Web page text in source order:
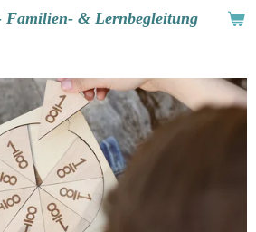
Familien- & Lernbegleitung